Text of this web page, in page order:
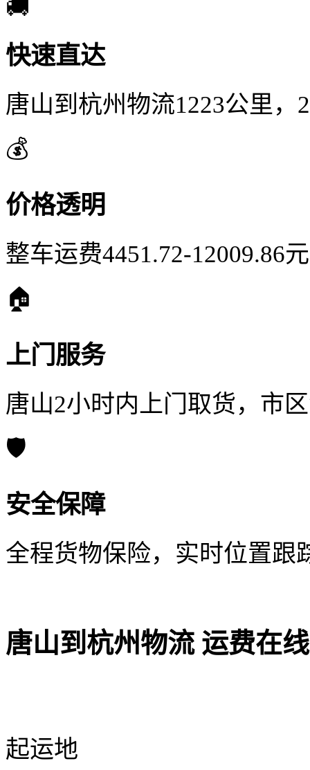
🚚
快速直达
唐山到杭州物流1223公里
💰
价格透明
整车运费4451.72-12009.86
🏠
上门服务
唐山2小时内上门取货，市
🛡️
安全保障
全程货物保险，实时位置跟
唐山到杭州物流 运费在
起运地